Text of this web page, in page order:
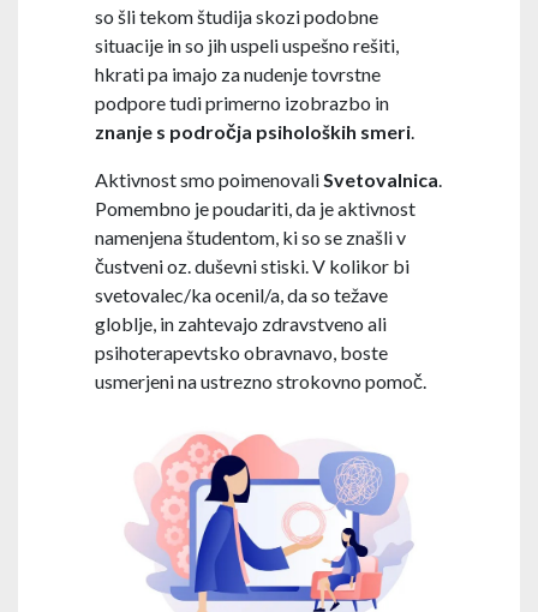
so šli tekom študija skozi podobne
situacije in so jih uspeli uspešno rešiti,
hkrati pa imajo za nudenje tovrstne
podpore tudi primerno izobrazbo in
znanje s področja psiholoških smeri.
Aktivnost smo poimenovaliSvetovalnica.
Pomembno je poudariti, da je aktivnost
namenjena študentom, ki so se znašli v
čustveni oz. duševni stiski. V kolikor bi
svetovalec/ka ocenil/a, da so težave
globlje, in zahtevajo zdravstveno ali
psihoterapevtsko obravnavo, boste
usmerjeni na ustrezno strokovno pomoč.